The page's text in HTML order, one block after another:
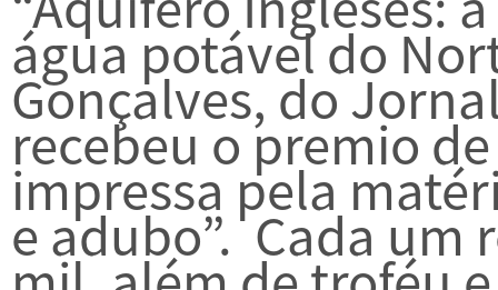
água potável do
Gonçalves, do
recebeu o premio
impressa pela
e adubo”. Cada um